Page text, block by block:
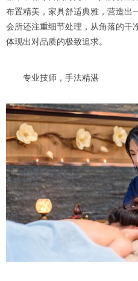
布置精美，家具舒适典雅，营造出
会所还注重细节处理，从角落的干
体现出对品质的极致追求。
专业技师，手法精湛